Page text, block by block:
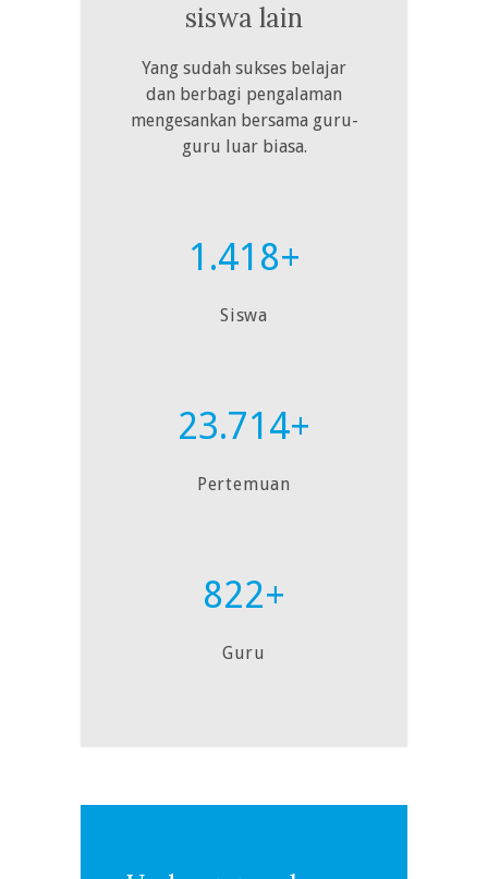
siswa lain
Yang sudah sukses belajar
dan berbagi pengalaman
mengesankan bersama guru-
guru luar biasa.
1.418+
Siswa
23.714+
Pertemuan
822+
Guru